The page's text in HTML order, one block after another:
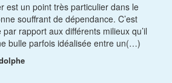
est un point très particulier dans le
souffrant de dépendance. C’est
rapport aux différents milieux qu’il
bulle parfois idéalisée entre un(…)